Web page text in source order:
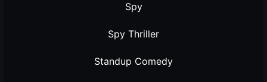
Spy
Spy Thriller
Standup Comedy